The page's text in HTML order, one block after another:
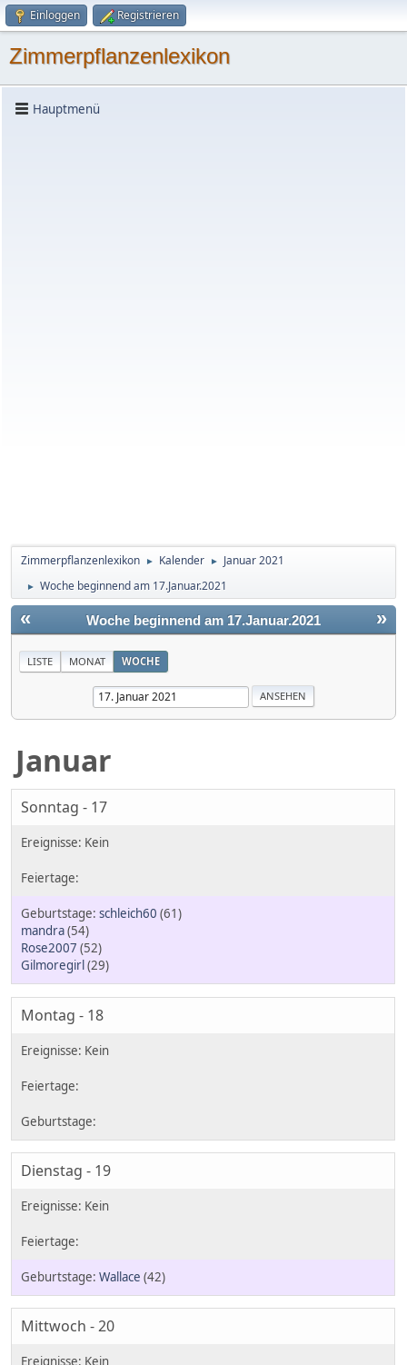
Einloggen Registrieren
Zimmerpflanzenlexikon
Hauptmenü
Zimmerpflanzenlexikon ► Kalender ► Januar 2021
► Woche beginnend am 17.Januar.2021
« »
Woche beginnend am 17.Januar.2021
LISTE MONAT WOCHE
Januar
Sonntag - 17
schleich60 (61)
mandra(54)
Rose2007 (52)
Gilmoregirl (29)
Montag - 18
Dienstag - 19
Wallace (42)
Mittwoch - 20